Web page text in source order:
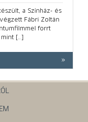
a Színház- és
Fábri Zoltán
forrt
[…]